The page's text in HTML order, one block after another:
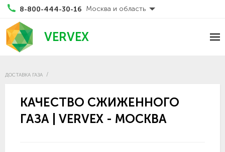
8-800-444-30-16 Москва и область
VERVEX
ДОСТАВКА ГАЗА
КАЧЕСТВО СЖИЖЕННОГО
ГАЗА | VERVEX - МОСКВА